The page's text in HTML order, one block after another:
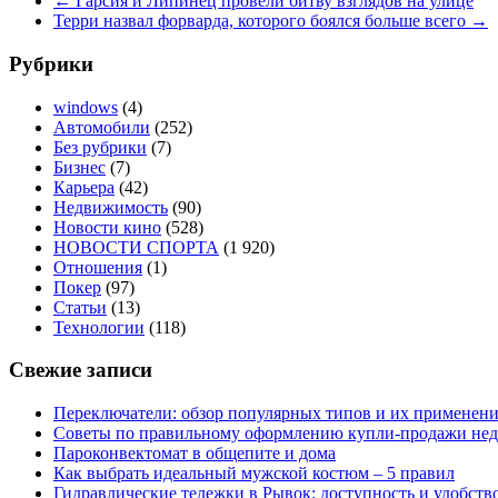
Терри назвал форварда, которого боялся больше всего →
Рубрики
windows (4)
Автомобили (252)
Без рубрики (7)
Бизнес (7)
Карьера (42)
Недвижимость (90)
Новости кино (528)
НОВОСТИ СПОРТА (1 920)
Отношения (1)
Покер (97)
Статьи (13)
Технологии (118)
Свежие записи
Переключатели: обзор популярных типов и их
Советы по правильному оформлению купли-продажи
Пароконвектомат в общепите и дома
Как выбрать идеальный мужской костюм – 5 правил
Гидравлические тележки в Рывок: доступность и